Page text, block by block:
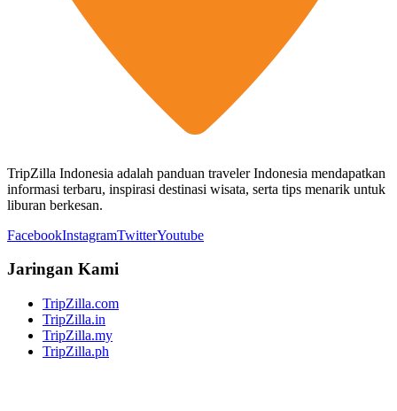
TripZilla Indonesia adalah panduan traveler Indonesia mendapatkan
informasi terbaru, inspirasi destinasi wisata, serta tips menarik untuk
liburan berkesan.
FacebookInstagramTwitterYoutube
Jaringan Kami
TripZilla.com
TripZilla.in
TripZilla.my
TripZilla.ph